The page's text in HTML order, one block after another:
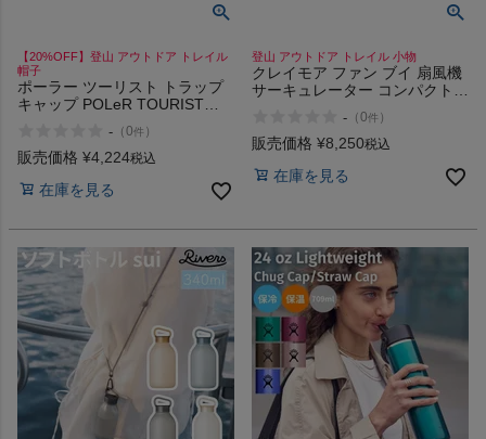
【20%OFF】登山 アウトドア トレイル
帽子
ポーラー ツーリスト トラップ
キャップ POLeR TOURIST
- （0件 ）
販売価格 ¥4,224税込
在庫を見る
登山 アウトドア トレイル 小物
クレイモア ファン ブイ 扇風機
サーキュレーター コンパクト
CLAYMORE FAN V 600+
- （0件 ）
販売価格 ¥8,250税込
在庫を見る